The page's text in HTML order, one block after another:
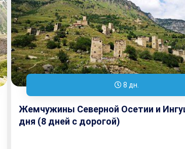
8 дн.
Жемчужины Северной Осетии и
дня (8 дней с дорогой)